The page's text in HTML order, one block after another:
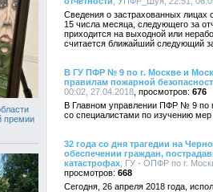
премии
Сведения о застрахованных лицах
15 числа месяца, следующего за
приходится на выходной или
считается ближайший следующий
В ГУ ПФР № 9 по г. Москве и
правилам пожарной
00:02, 27.04.2018
676
В Главном управлении ПФР № 9 по
со специалистами по изучению
32 года со дня трагедии на
обеспечении граждан,
катастрофах , ГУ - ОПФР по г.
668
Сегодня, 26 апреля 2018 года,